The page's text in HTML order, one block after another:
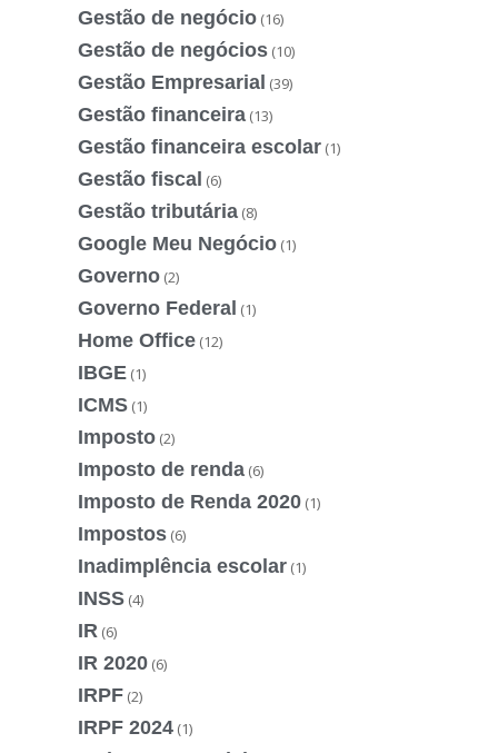
Gestão de negócio (16)
Gestão de negócios (10)
Gestão Empresarial (39)
Gestão financeira (13)
Gestão financeira escolar (1)
Gestão fiscal (6)
Gestão tributária (8)
Google Meu Negócio (1)
Governo (2)
Governo Federal (1)
Home Office (12)
IBGE (1)
ICMS (1)
Imposto (2)
Imposto de renda (6)
Imposto de Renda 2020 (1)
Impostos (6)
Inadimplência escolar (1)
INSS (4)
IR (6)
IR 2020 (6)
IRPF (2)
IRPF 2024 (1)